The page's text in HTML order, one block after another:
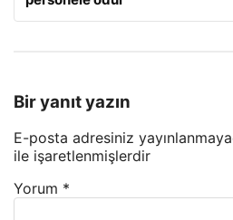
Bir yanıt yazın
E-posta adresiniz
ile işaretlenmişlerdir
Yorum *